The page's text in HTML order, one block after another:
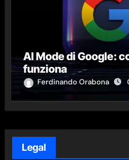
AI Mode di Google:
funziona
Ferdinando Orabona
Legal